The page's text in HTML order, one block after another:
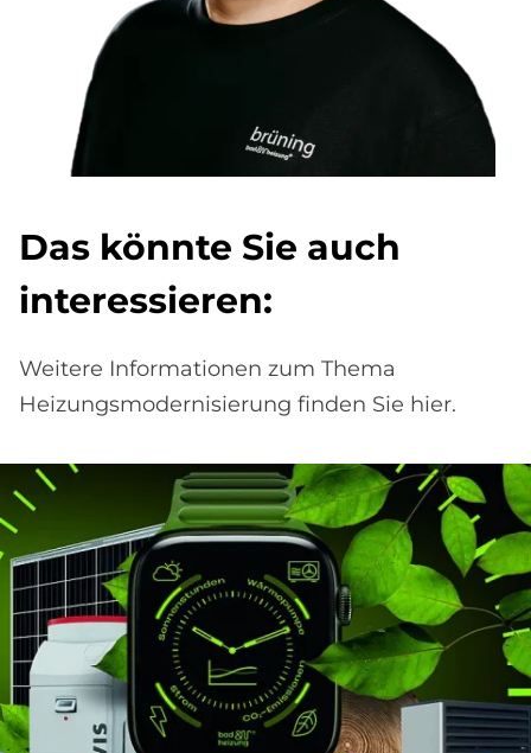
Das könn­te Sie auch
in­ter­es­sie­ren:
Weitere Informationen zum Thema
Heizungsmodernisierung finden Sie hier.